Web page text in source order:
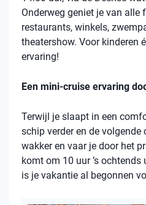
Onderweg geniet je van alle
restaurants, winkels,
theatershow. Voor kinderen
ervaring!
Een mini-cruise ervaring
Terwijl je slaapt in een
schip verder en de
wakker en vaar je door het
komt om 10 uur ’s
is je vakantie al begonnen